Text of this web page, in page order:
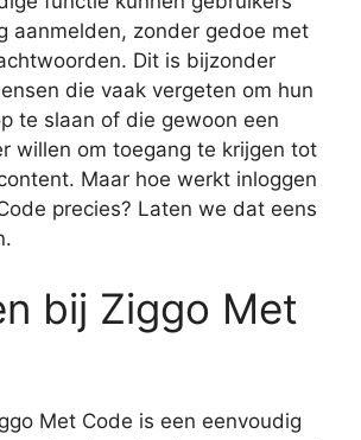
aanmelden, zonder gedoe met
Dit is bijzonder
die vaak vergeten om hun
te slaan of die gewoon een
willen om toegang te krijgen tot
Maar hoe werkt inloggen
precies? Laten we dat eens
bij Ziggo Met
Met Code is een eenvoudig